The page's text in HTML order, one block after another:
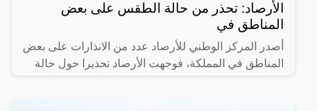
الأرصاد: تحذر من حالة الطقس على بعض
المناطق في
أصدر المركز الوطني للأرصاد عدد من الانذارات على بعض
المناطق في المملكة، فوجهت الأرصاد تحذيرا حول حالة